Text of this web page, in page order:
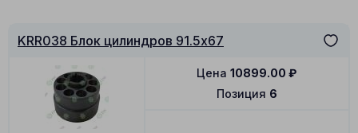
KRR038 Блок цилиндров 91.5x67
Позиция 6
Цена 10899.00 ₽